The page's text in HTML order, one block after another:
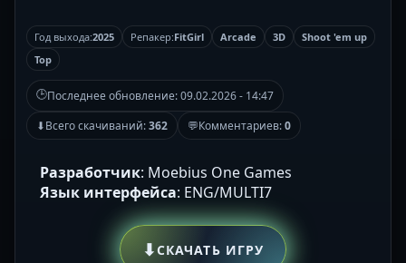
Год выхода:2025 Репакер:FitGirl Arcade 3D
Shoot 'em up
Top
🕒Последнее обновление:09.02.2026 - 14:47
⬇Всего скачиваний:362 💬Комментариев:0
Разработчик: Moebius One Games
Язык интерфейса: ENG/MULTI7
⬇СКАЧАТЬ ИГРУ